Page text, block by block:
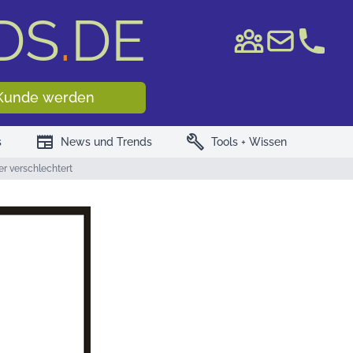
.DE
WKN/ISIN
werden
newspaper News und Trends build Tools + Wissen
verschlechtert